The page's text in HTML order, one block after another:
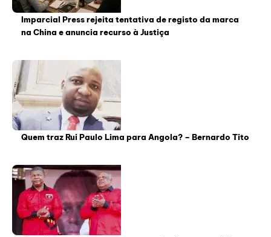
Imparcial Press rejeita tentativa de registo da marca
na China e anuncia recurso à Justiça
Quem traz Rui Paulo Lima para Angola? – Bernardo Tito